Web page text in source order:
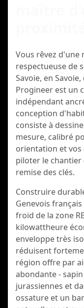
Vous rêvez d'une
respectueuse de
Savoie, en
Progineer est un
indépendant
conception
consiste à
mesure, calibré
orientation et
piloter le chantier
remise des clés.
Construire
Genevois
froid de la zone
kilowattheure
enveloppe très
réduisent
région offre par
abondante -
jurassiennes et
ossature et un